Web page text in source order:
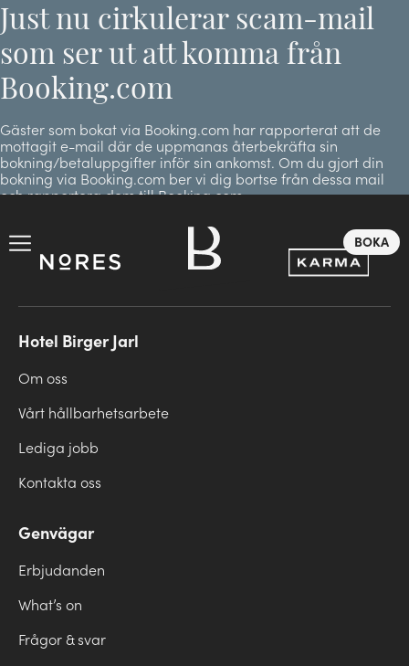
Just nu cirkulerar scam-mail
som ser ut att komma från
Booking.com
Gäster som bokat via Booking.com har rapporterat att de
mottagit e-mail där de uppmanas återbekräfta sin
bokning/betaluppgifter inför sin ankomst. Om du gjort din
bokning via Booking.com ber vi dig bortse från dessa mail
och rapportera dem till Booking.com.
BOKA
Hotel Birger Jarl
Om oss
Vårt hållbarhetsarbete
Lediga jobb
Kontakta oss
Genvägar
Erbjudanden
What’s on
Frågor & svar